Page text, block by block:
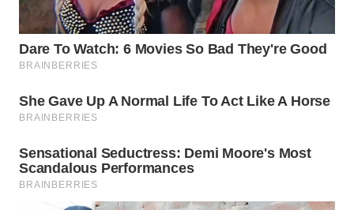
KARO
WN
SIMALUNGUN
WN
LABUHANBATU
WN
TAPANULI